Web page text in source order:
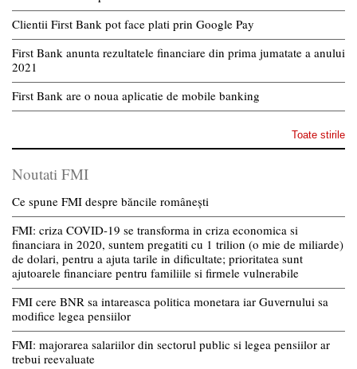
Clientii First Bank pot face plati prin Google Pay
First Bank anunta rezultatele financiare din prima jumatate a anului
2021
First Bank are o noua aplicatie de mobile banking
Toate stirile
Noutati FMI
Ce spune FMI despre băncile românești
FMI: criza COVID-19 se transforma in criza economica si
financiara in 2020, suntem pregatiti cu 1 trilion (o mie de miliarde)
de dolari, pentru a ajuta tarile in dificultate; prioritatea sunt
ajutoarele financiare pentru familiile si firmele vulnerabile
FMI cere BNR sa intareasca politica monetara iar Guvernului sa
modifice legea pensiilor
FMI: majorarea salariilor din sectorul public si legea pensiilor ar
trebui reevaluate